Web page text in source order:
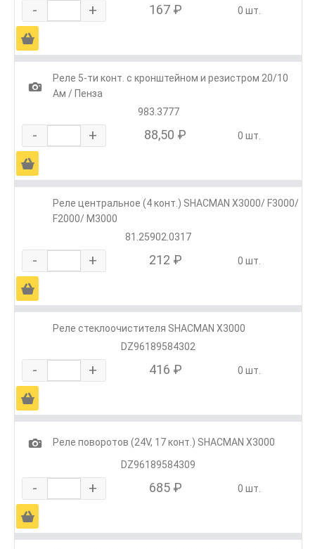
- + 167 ₽ 0 шт.
Ä
1
Реле 5-ти конт. с кронштейном и резистром 20/10
Ам / Пенза
983.3777
- + 88,50 ₽ 0 шт.
Ä
Реле центральное (4 конт.) SHACMAN X3000/ F3000/
F2000/ M3000
81.25902.0317
- + 212 ₽ 0 шт.
Ä
Реле стеклоочистителя SHACMAN X3000
DZ96189584302
- + 416 ₽ 0 шт.
Ä
1
Реле поворотов (24V, 17 конт.) SHACMAN X3000
DZ96189584309
- + 685 ₽ 0 шт.
Ä